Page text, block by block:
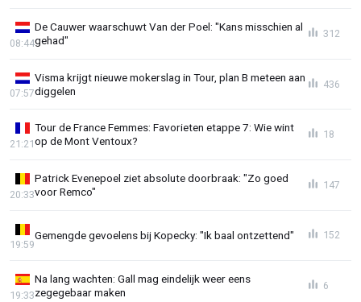
De Cauwer waarschuwt Van der Poel: "Kans misschien al
gehad"
08:44
312
Visma krijgt nieuwe mokerslag in Tour, plan B meteen aan
diggelen
07:57
436
Tour de France Femmes: Favorieten etappe 7: Wie wint
op de Mont Ventoux?
21:21
18
Patrick Evenepoel ziet absolute doorbraak: "Zo goed
voor Remco"
20:33
147
Gemengde gevoelens bij Kopecky: "Ik baal ontzettend"
19:59
152
Na lang wachten: Gall mag eindelijk weer eens
zegegebaar maken
19:33
6